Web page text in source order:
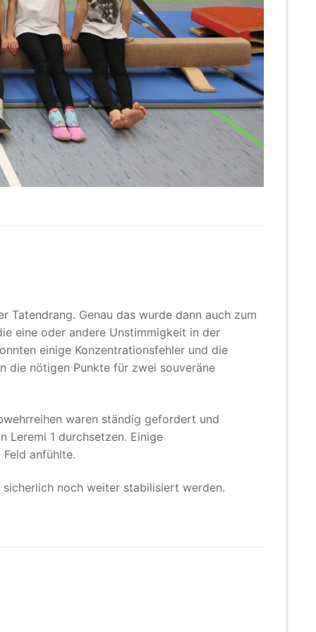
Tatendrang. Genau das wurde dann auch zum
eine oder andere Unstimmigkeit in der
einige Konzentrationsfehler und die
die nötigen Punkte für zwei souveräne
waren ständig gefordert und
1 durchsetzen. Einige
anfühlte.
noch weiter stabilisiert werden.